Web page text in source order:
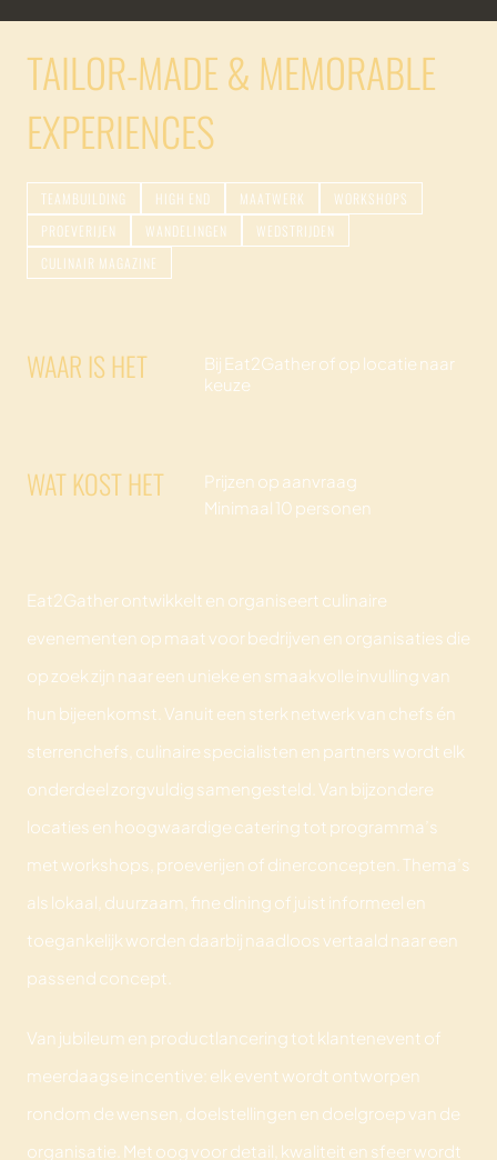
TAILOR-MADE & MEMORABLE
EXPERIENCES
TEAMBUILDING HIGH END MAATWERK
WORKSHOPS
PROEVERIJEN
WANDELINGEN
WEDSTRIJDEN
CULINAIR MAGAZINE
WAAR IS HET
Bij Eat2Gather of op locatie naar
keuze
WAT KOST HET
Prijzen op aanvraag
Minimaal 10 personen
Eat2Gather ontwikkelt en organiseert culinaire
evenementen op maat voor bedrijven en organisaties die
op zoek zijn naar een unieke en smaakvolle invulling van
hun bijeenkomst. Vanuit een sterk netwerk van chefs én
sterrenchefs, culinaire specialisten en partners wordt elk
onderdeel zorgvuldig samengesteld. Van bijzondere
locaties en hoogwaardige catering tot programma’s
met workshops, proeverijen of dinerconcepten. Thema’s
als lokaal, duurzaam, fine dining of juist informeel en
toegankelijk worden daarbij naadloos vertaald naar een
passend concept.
Van jubileum en productlancering tot klantenevent of
meerdaagse incentive: elk event wordt ontworpen
rondom de wensen, doelstellingen en doelgroep van de
organisatie. Met oog voor detail, kwaliteit en sfeer wordt